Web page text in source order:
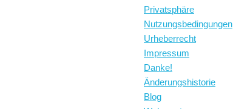
Privatsphäre
Nutzungsbedingungen
Urheberrecht
Impressum
Danke!
Änderungshistorie
Blog